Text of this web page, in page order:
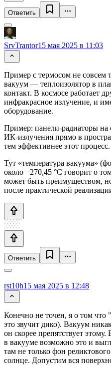
Ответить
SrvTrantor15 мая 2025 в 11:03
Пример с термосом не совсем
вакуум — теплоизолятор в
контакт. В космосе работает
инфракрасное излучение, и
оборудование.
Пример: панели-радиаторы на
ИК-излучения прямо в
тем эффективнее этот процесс.
Тут «температура вакуума»
около −270,45 °C говорит о
может быть преимуществом,
после практической
Ответить
rst10h15 мая 2025 в 12:48
Конечно не точен, я о том что
это звучит дико). Вакуум
он скорее препятствует
в вакууме возможно это и
там не только фон
солнце. Допустим вся